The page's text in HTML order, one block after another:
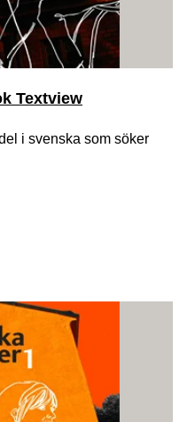
Textview
i svenska som söker